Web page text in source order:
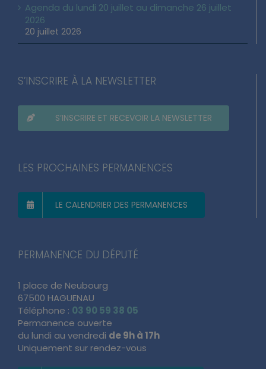
Agenda du lundi 20 juillet au dimanche 26 juillet
2026
20 juillet 2026
S’INSCRIRE À LA NEWSLETTER
S’INSCRIRE ET RECEVOIR LA NEWSLETTER
LES PROCHAINES PERMANENCES
LE CALENDRIER DES PERMANENCES
PERMANENCE DU DÉPUTÉ
1 place de Neubourg
67500 HAGUENAU
Téléphone : 03 90 59 38 05
Permanence ouverte
du lundi au vendredi de 9h à 17h
Uniquement sur rendez-vous